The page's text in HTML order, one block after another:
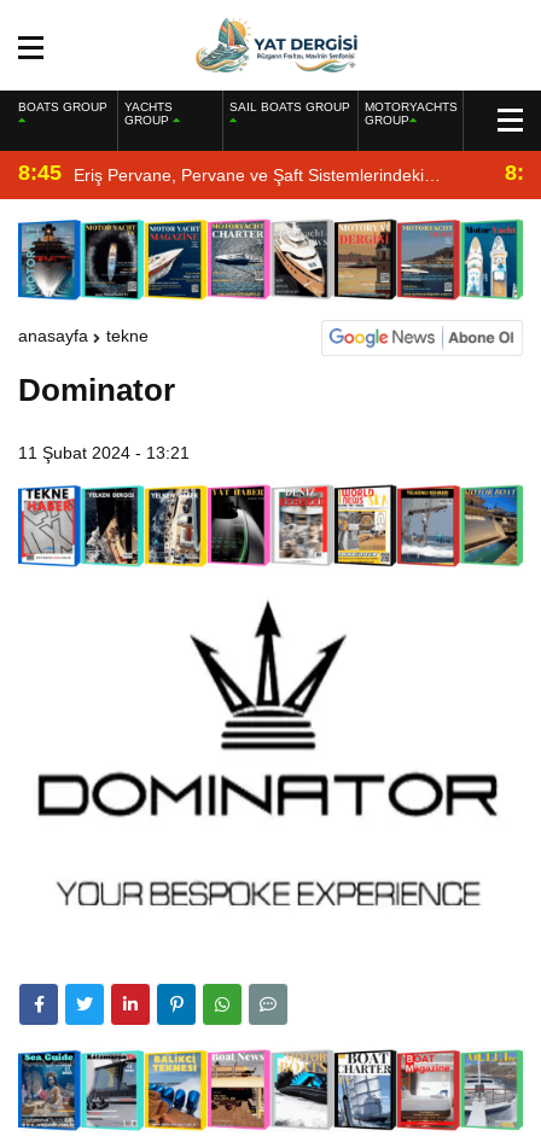
BOATS GROUP
YACHTS
GROUP
SAIL BOATS GROUP
MOTORYACHTS
GROUP
8:45 Eriş Pervane, Pervane ve Şaft Sistemlerindeki
Uzmanlığıyla Yat Dergisi’nde
anasayfa tekne
Dominator
11 Şubat 2024 - 13:21